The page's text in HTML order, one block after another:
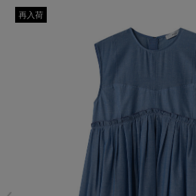
再入荷アイテム
最旬！トレンドワード
メールマガジン登録
最新トレンドや限定アイテム
いち早くお届けします。
ご登録はこちら
再入荷